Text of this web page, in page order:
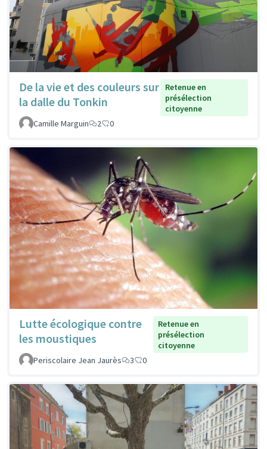
De la vie et des couleurs sur
la dalle du Tonkin
Retenue en
présélection
citoyenne
Camille Marguin
2 0
Lutte écologique contre
les moustiques
Retenue en
présélection
citoyenne
Periscolaire Jean Jaurès
3 0